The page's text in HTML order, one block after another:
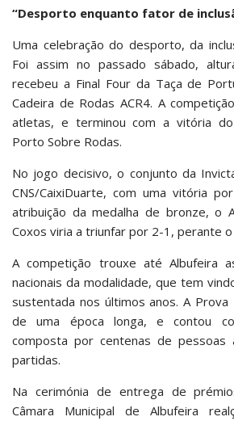
“Desporto enquanto fator de
Uma celebração do desporto, da
Foi assim no passado sábado,
recebeu a Final Four da Taça de
Cadeira de Rodas ACR4. A
atletas, e terminou com a vitória do
Porto Sobre Rodas.
No jogo decisivo, o conjunto da
CNS/CaixiDuarte, com uma vitória
atribuição da medalha de bronze, o
Coxos viria a triunfar por 2-1, perante o
A competição trouxe até Albufeira
nacionais da modalidade, que tem
sustentada nos últimos anos. A Prova
de uma época longa, e contou
composta por centenas de pessoas
partidas.
Na cerimónia de entrega de
Câmara Municipal de Albufeira